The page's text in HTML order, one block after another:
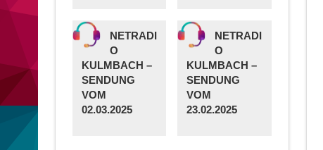
NETRADI
O
KULMBACH –
SENDUNG
VOM
02.03.2025
NETRADI
O
KULMBACH –
SENDUNG
VOM
23.02.2025